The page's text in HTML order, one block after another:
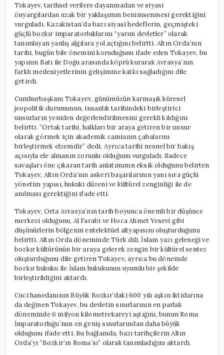
Tokayev, tarihsel verilere dayanmadan ve siyasi
önyargılardan uzak bir yaklaşımın benimsenmesi gerektiğini
vurguladı. Kazakistan’da bazı siyasi hedeflerin, geçmişteki
güçlü bozkır imparatorluklarını “yarım devletler” olarak
tanımlayan yanlış algılara yol açtığını belirtti. Altın Orda’nın
tarihi, bugün bile önemini koruduğunu ifade eden Tokayev, bu
yapının Batı ile Doğu arasında köprü kurarak Avrasya’nın
farklı medeniyetlerinin gelişimine katkı sağladığını dile
getirdi.
Cumhurbaşkanı Tokayev, günümüzün karmaşık küresel
jeopolitik durumunun, insanlık tarihindeki birleştirici
unsurların yeniden değerlendirilmesini gerekli kıldığını
belirtti. “Ortak tarihi, halkları bir araya getiren bir unsur
olarak görmek için akademik camianın çabalarını
birleştirmek elzemdir” dedi. Ayrıca tarihi nesnel bir bakış
açısıyla ele almanın zorunlu olduğunu vurguladı. Sadece
savaşları öne çıkaran tarih anlatımının eksik olduğunu belirten
Tokayev, Altın Orda’nın askeri başarılarının yanı sıra güçlü
yönetim yapısı, hukuki düzeni ve kültürel zenginliği ile de
anılması gerektiğini ifade etti.
Tokayev, Orta Avrasya’nın tarih boyunca önemli bir düşünce
merkezi olduğunu, Al Farabi ve Hoca Ahmet Yesevi gibi
düşünürlerin bölgenin entelektüel altyapısını oluşturduğunu
belirtti. Altın Orda döneminde Türk dili, İslam yazı geleneği ve
bozkır kültürünün bir araya gelerek zengin bir kültürel sentez
oluşturduğunu dile getiren Tokayev, ayrıca bu dönemde
bozkır hukuku ile İslam hukukunun uyumlu bir şekilde
birleştirildiğini aktardı.
Cuci hanedanının Büyük Bozkır’daki 600 yılı aşkın iktidarına
da değinen Tokayev, bu devletin sınırlarının en parlak
döneminde 6 milyon kilometrekareyi aştığını, bunun Roma
İmparatorluğu’nun en geniş sınırlarından daha büyük
olduğunu ifade etti. Bu bağlamda, bazı tarihçilerin Altın
Orda’yı “Bozkır’ın Roma’sı” olarak tanımladığını aktardı.